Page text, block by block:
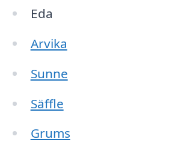
Eda
Arvika
Sunne
Säffle
Grums